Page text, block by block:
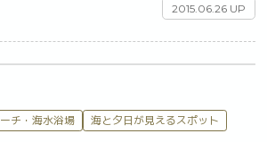
2015.06.26 UP
チ・海水浴場 海と夕日が見えるスポット